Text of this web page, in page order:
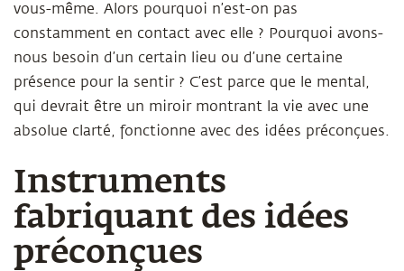
vous-même. Alors pourquoi n’est-on pas
constamment en contact avec elle ? Pourquoi avons-
nous besoin d’un certain lieu ou d’une certaine
présence pour la sentir ? C’est parce que le mental,
qui devrait être un miroir montrant la vie avec une
absolue clarté, fonctionne avec des idées préconçues.
Instruments
fabriquant des idées
préconçues